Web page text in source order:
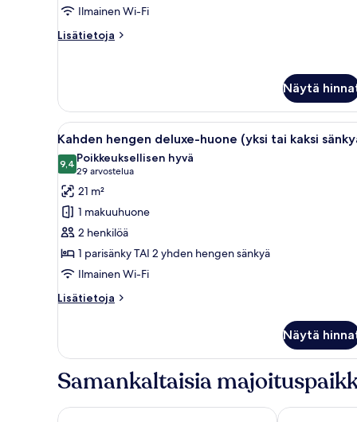
Ilmainen Wi-Fi
Lisätietoja
Lisätietoja
Näytä
Avaa
kaikki
huonetyypin
Kahden
hengen
deluxe-
huone
(yksi
tai
kaksi
Hotellihuone, jossa on
5
Kahden hengen deluxe-huone (yksi tai kaksi
9,49,4 kautta 10
Poikkeuksellisen hyvä
29 arvostelua
(29
arvostelua)
21 m²
1 makuuhuone
2 henkilöä
1 parisänky TAI 2 yhden hengen sänkyä
Ilmainen Wi-Fi
Lisätietoja
Lisätietoja
deluxe-
(yksi
kaksi
Näytä
Samankaltaisia
Starhotels Anderson Palazzo